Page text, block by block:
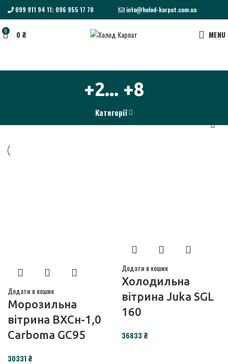
099 911 94 11; 096 955 17 70 info@holod-karpat.com.ua
0 0 ₴ MENU
+2... +8
Категорії
Додати в кошик
Морозильна
вітрина ВХСн-1,0
Сarboma GC95
₴
Додати в кошик
Холодильна
вітрина Juka SGL
160
₴